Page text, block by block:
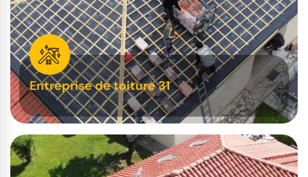
Entreprise de toiture 31